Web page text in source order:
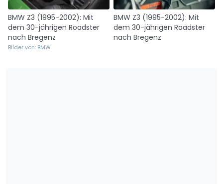
BMW Z3 (1995-2002): Mit
dem 30-jährigen Roadster
nach Bregenz
Bilder von: BMW
BMW Z3 (1995-2002): Mit
dem 30-jährigen Roadster
nach Bregenz